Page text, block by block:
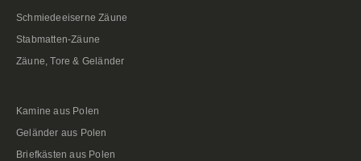
Schmiedeeiserne Zäune
Stabmatten-Zäune
Zäune, Tore & Geländer
Kamine aus Polen
Geländer aus Polen
Briefkästen aus Polen